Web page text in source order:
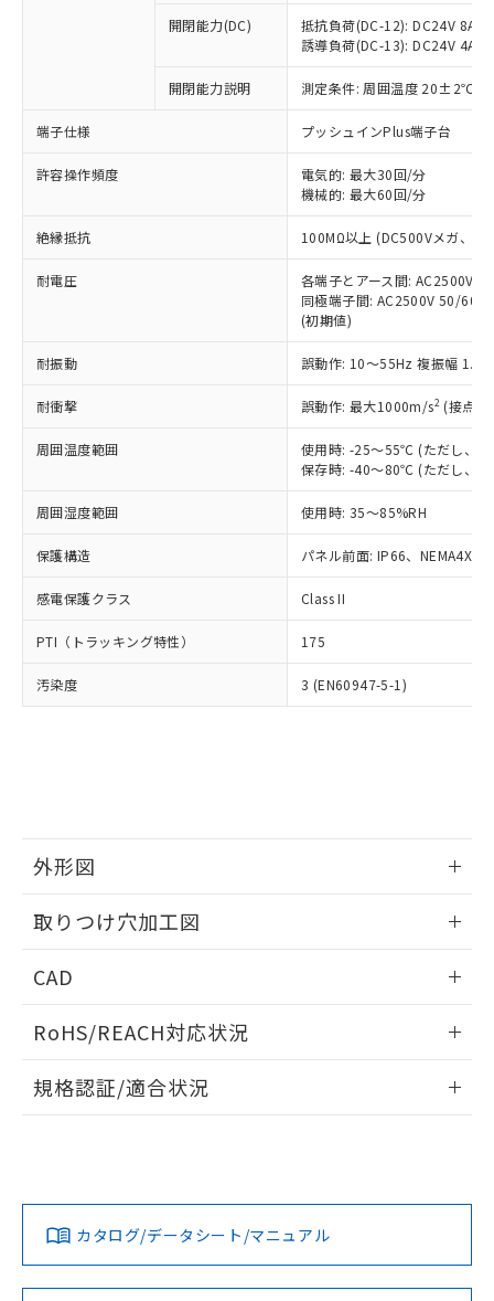
開閉能力(DC)
抵抗負荷(DC-12): DC24V 8A/
誘導負荷(DC-13): DC24V 4A/
開閉能力説明 測定条件: 周囲温度 20±2℃、
端子仕様 プッシュインPlus端子台
許容操作頻度
電気的: 最大30回/分
機械的: 最大60回/分
絶縁抵抗 100MΩ以上 (DC500Vメガ、点
耐電圧
各端子とアース間: AC2500V
同極端子間: AC2500V 50/
(初期値)
耐振動 誤動作: 10～55Hz 複振幅
耐衝撃 誤動作: 最大1000m/s2 (接点
周囲温度範囲
使用時: -25～55℃ (ただし、氷
保存時: -40～80℃ (ただし、氷
周囲湿度範囲 使用時: 35～85%RH
保護構造 パネル前面: IP66、NEMA4X,
感電保護クラス Class II
PTI（トラッキング特性） 175
汚染度 3 (EN60947-5-1)
外形図
取りつけ穴加工図
CAD
ドすることができます。
ログイン/会員登録
ダウンロードデータをご利用いただく前に、以下を必ずお読
みください。
ソフトウェアの使用条件
RoHS/REACH対応状況
EU RoHS 注意事項・凡例
対応済み
規格認証/適合状況
カタログ/データシート/マニュアル
ことをご了承ください。
在庫状況および標準価格照会結果は、
記載している更新日時点での社内デー
タに基づき作成されるものであり、閲
覧された時点での実際の在庫および標
準価格とは異なる場合があることをご
正式な納期状況および標準価格はお客
様のお取引先、またはお客様担当のオ
ムロン制御機器販売店・当社販売員に
オムロン制御機器販売店や当社販売拠
販売ネットワーク
」をご確認
在庫状況および標準価格結果を当社の
事前の承諾なく第三者に漏洩または開
示しないようお願いします。
マイパーツ機能（部品リスト作成サー
ビス）をご利用いただくには、I-Web
メンバーズにご登録されている必要が
お客様が当ウェブサイト上で当社にご
登録された部品リストについて、当社
および当社の共同利用者が、当社の製
品・サービスに関するお客様との取
引・商談に必要な範囲で利用すること
※当社の共同利用者とは、"個人情報
の「1.共同利
用者の範囲」に記載されている法人を
いたものが、含有品と判明した場合などや
むを得ず変更することがあります。
*EU RoHS指令（10物質）：
鉛(Pb) 1000ppm以下、 水銀(Hg) 1000ppm以下、 カド
六価クロム(Cr(Ⅵ)) 1000ppm以下、ポリ臭化ビフェニル
類(PBB) 1000ppm以下、ポリ臭化ジフェニルエーテル類
(PBDE) 1000ppm以下、フタル酸ビス(2-エチルヘキシ
ル) (DEHP)(別名：DOP) 1000ppm以下、フタル酸ブチ
ルベンジル（BBP） 1000ppm以下、フタル酸ジブチル
（DBP） 1000ppm以下、フタル酸ジイソブチル
(DIBP) 1000ppm以下
但し、RoHS指令で産業用監視および制御機器に対する
フタル酸エステル類の４物質については閾値を超える意
図的な使用がないことを確認しています。
部品在庫の切り替え状況などにより、予定
月が前後することがあります。
※3 非含有証明書ダウンロード
下記の非含有証明書をダウンロードするこ
とができます。
EU RoHS指令（10物質）の非含有証明書
51物質の非含有証明書（当社基準）
※本証明書は発行日時点で非含有を証明す
るもので、過去に遡って非含有を証明する
していることから、特段のことがない限
り、2022年1月12日より割愛しておりま
す。
基準値を超えていることを示します。
「－」：未確認です。当社販売部門へお問
ム) : 100ppm、
Cr(Ⅵ)(六価クロム) : 1000ppm、 PBBs(ポリ臭化ビフェ
ニル類) : 1000ppm、 PBDEs(ポリ臭化ジフェニルエーテ
ル類) : 1000ppm、
DBP(フタル酸ジブチル) : 1000ppm、 DIBP(フタル酸ジ
イソブチル) : 1000ppm、 BBP(フタル酸ブチルベンジ
ル) : 1000ppm、
DEHP(フタル酸ビス(2-エチルヘキシル)) : 1000ppm
「ｅ」：有害物質（10物質）のすべてが基
準値以下であることを示します。
「10」：通常の使用状況下において有害物
質が外部に漏えいし、環境に深刻な影響を
及ぼさない年数を意味します。
「－」：未確認です。当社販売部門へお問
い合わせください。
当社は、これら貴社製品のうち、外国
為替および外国貿易法に定める商品
（以下｢規制貨物等」という）を輸出
または国外への提供する場合は、日本
国政府の輸出許可(または役務取引許
可)を取得するなどの必要な手続きを
当社は規制貨物を破棄する場合は、完
全に破砕するなど、違法に輸出されな
いよう必要な手段を講じます。
当社は貴社製品を、核兵器、ミサイ
ル、化学兵器、生物兵器またはその他
武器並びにこれらの製造装置等に一切
当社は、貴社製品を第三者に販売する
場合は、上記1、2および3の内容を当
該第三者に通知します。また当社は、
販売先および販売に係わる関係者が違
法に輸出するおそれがある場合は、取
り引きをいたしません。
キャンセル
説明
○ 一定数以上の在庫あり
一定数には満たないが在庫あり
在庫なし(最新の在庫状況につ
いては、お客様のお取引先、ま
たはお客様担当のオムロン制御
機器販売店・当社販売員にご確
白
受注生産機種、また在庫状況の
情報を公開していない機種